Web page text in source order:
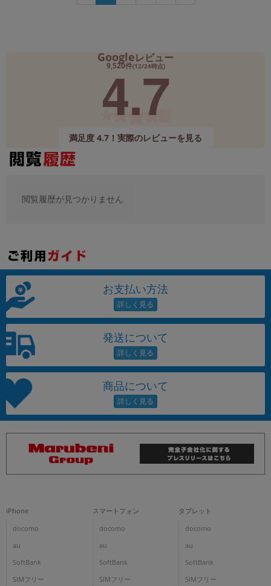
Googleレビュー
9,520件(12/24時点)
4.7
満足度 4.7！実際のレビューを見る
閲覧履歴が見つかりません
お支払い方法
発送について
商品について
iPhone
docomo
au
SoftBank
SIMフリー
スマートフォン
docomo
au
SoftBank
SIMフリー
タブレット
docomo
au
SoftBank
SIMフリー